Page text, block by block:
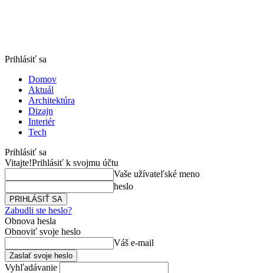
Prihlásiť sa
Domov
Aktuál
Architektúra
Dizajn
Interiér
Tech
Prihlásiť sa
Vitajte!Prihlásiť k svojmu účtu
Vaše užívateľské meno
heslo
Zabudli ste heslo?
Obnova hesla
Obnoviť svoje heslo
Váš e-mail
Vyhľadávanie